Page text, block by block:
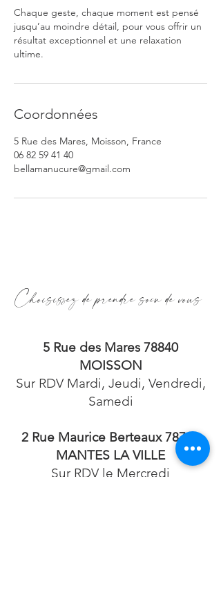
Chaque geste, chaque moment est pensé
jusqu’au moindre détail, pour vous offrir un
résultat exceptionnel et une relaxation
ultime.
Coordonnées
5 Rue des Mares, Moisson, France
06 82 59 41 40
bellamanucure@gmail.com
Choisissez de prendre soin de vous
5 Rue des Mares 78840
MOISSON
Sur RDV Mardi, Jeudi, Vendredi,
Samedi
2 Rue Maurice Berteaux 78711
MANTES LA VILLE
Sur RDV le Mercredi